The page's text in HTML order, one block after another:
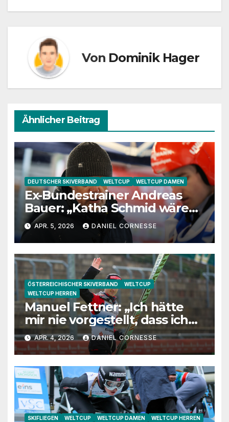
Von Dominik Hager
Ähnlicher Beitrag
DEUTSCHER SKIVERBAND WELTCUP WELTCUP DAMEN
Ex-Bundestrainer Andreas
Bauer: „Katha Schmid wäre
eine extrem gute
Jugendtrainerin“
APR. 5, 2026 DANIEL CORNESSE
ÖSTERREICHISCHER SKIVERBAND
WELTCUP
WELTCUP HERREN
Manuel Fettner: „Ich hätte
mir nie vorgestellt, dass ich
so lange springe“
APR. 4, 2026 DANIEL CORNESSE
SKIFLIEGEN WELTCUP WELTCUP DAMEN WELTCUP HERREN